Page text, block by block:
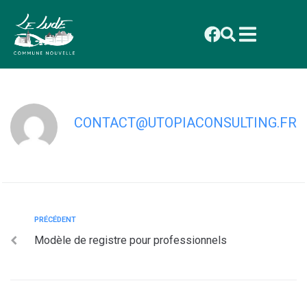
principal
Attestation d’inscription au vide-
grenier
CONTACT@UTOPIACONSULTING.FR
PRÉCÉDENT
Modèle de registre pour professionnels